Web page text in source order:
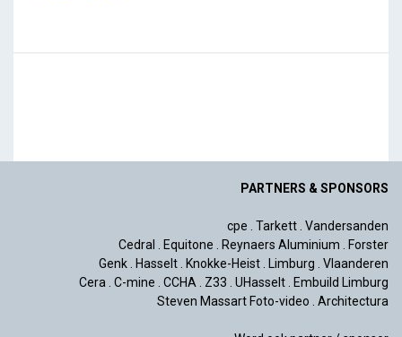
PARTNERS & SPONSORS
cpe . Tarkett. Vandersanden
Cedral . Equitone . Reynaers Aluminium . Forster
Genk. Hasselt. Knokke-Heist. Limburg . Vlaanderen
Cera. C-mine . CCHA. Z33 . UHasselt. Embuild Limburg
Steven Massart Foto-video . Architectura